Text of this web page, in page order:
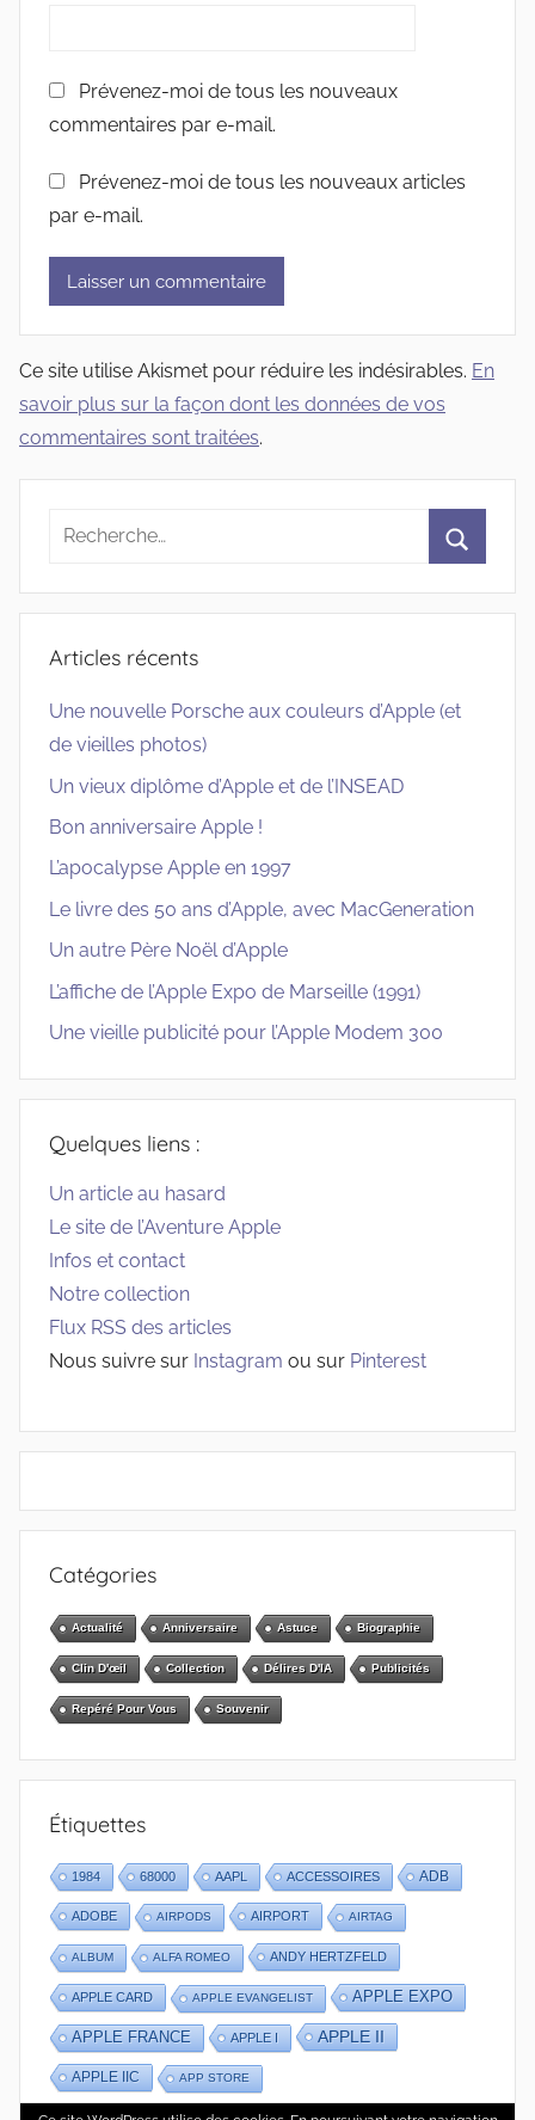
Prévenez-moi de tous les nouveaux
commentaires par e-mail.
Prévenez-moi de tous les nouveaux articles
par e-mail.
Ce site utilise Akismet pour réduire les indésirables. En
savoir plus sur la façon dont les données de vos
commentaires sont traitées.
Recherche
:
Articles récents
Une nouvelle Porsche aux couleurs d’Apple (et
de vieilles photos)
Un vieux diplôme d’Apple et de l’INSEAD
Bon anniversaire Apple !
L’apocalypse Apple en 1997
Le livre des 50 ans d’Apple, avec MacGeneration
Un autre Père Noël d’Apple
L’affiche de l’Apple Expo de Marseille (1991)
Une vieille publicité pour l’Apple Modem 300
Quelques liens :
Un article au hasard
Le site de l’Aventure Apple
Infos et contact
Notre collection
Flux RSS des articles
Nous suivre sur Instagram ou sur Pinterest
Catégories
Actualité Anniversaire Astuce Biographie
Clin D'œil Collection Délires D'IA Publicités
Repéré Pour Vous Souvenir
Étiquettes
1984 68000 AAPL ACCESSOIRES ADB
ADOBE AIRPODS AIRPORT AIRTAG
ALBUM ALFA ROMEO ANDY HERTZFELD
APPLE CARD APPLE EVANGELIST APPLE EXPO
APPLE FRANCE APPLE I APPLE II
APPLE IIC APP STORE